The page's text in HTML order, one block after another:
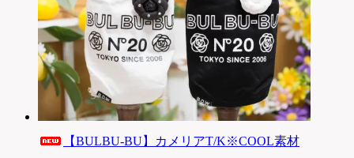
【BULBU-BU】カメリアT/K※COOL素材